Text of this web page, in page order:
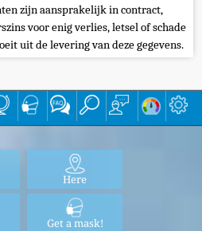
zijn aansprakelijk in contract,
voor enig verlies, letsel of schade
uit de levering van deze gegevens.
Here
Get a mask!